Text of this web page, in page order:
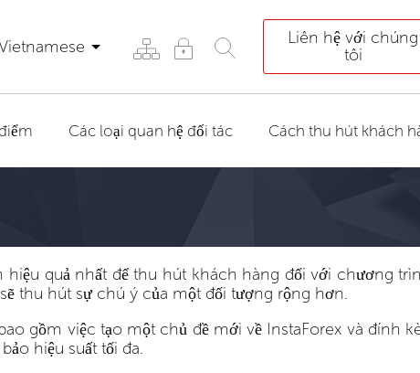
Liên hệ với chúng
tôi
Các loại quan hệ đối tác Cách thu hút khách
quả nhất để thu hút khách hàng đối với chương
thu hút sự chú ý của một đối tượng rộng hơn.
gồm việc tạo một chủ đề mới về InstaForex và đính
hiệu suất tối đa.